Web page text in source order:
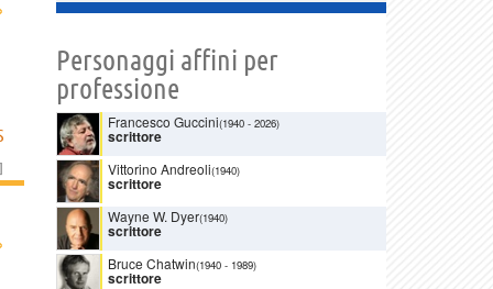
]
Personaggi affini per
professione
Francesco Guccini(1940 - 2026)
scrittore
Vittorino Andreoli(1940)
scrittore
Wayne W. Dyer(1940)
scrittore
Bruce Chatwin(1940 - 1989)
scrittore